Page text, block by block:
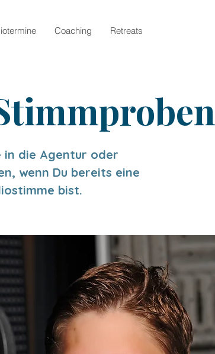
Coaching Retreats
in die Agentur oder
wenn Du bereits eine
bist.